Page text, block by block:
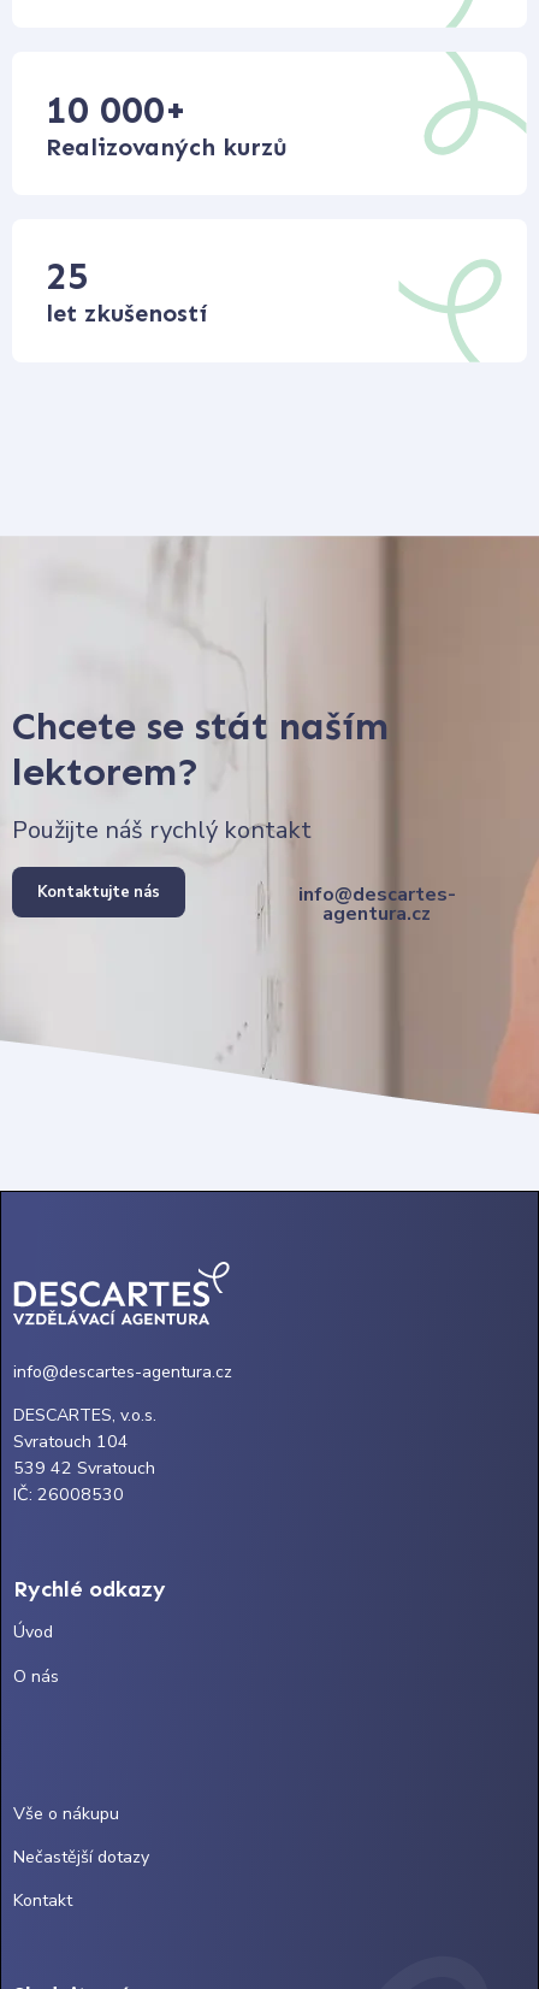
10 000+
Realizovaných kurzů
25
let zkušeností
Chcete se stát naším
lektorem?
Použijte náš rychlý kontakt
Kontaktujte nás info@descartes-
agentura.cz
info@descartes-agentura.cz
DESCARTES, v.o.s.
Svratouch 104
539 42 Svratouch
IČ: 26008530
Rychlé odkazy
Úvod
O nás
Vše o nákupu
Nečastější dotazy
Kontakt